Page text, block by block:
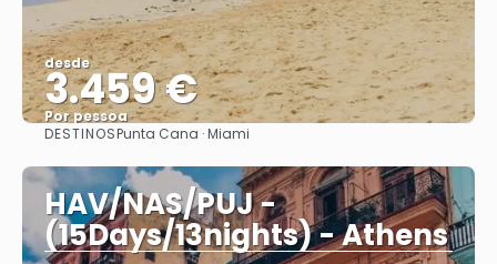
desde
3.459 €
Por pessoa
Vejo
DESTINOSPunta Cana · Miami
HAV/NAS/PUJ -
(15Days/13nights) - Athens